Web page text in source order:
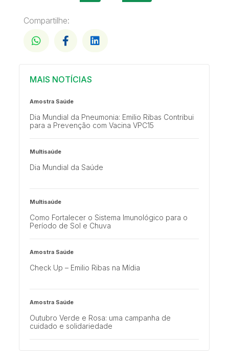
Compartilhe:
MAIS NOTÍCIAS
Amostra Saúde
Dia Mundial da Pneumonia: Emilio Ribas Contribui
para a Prevenção com Vacina VPC15
Multisaúde
Dia Mundial da Saúde
Multisaúde
Como Fortalecer o Sistema Imunológico para o
Período de Sol e Chuva
Amostra Saúde
Check Up – Emilio Ribas na Mídia
Amostra Saúde
Outubro Verde e Rosa: uma campanha de
cuidado e solidariedade